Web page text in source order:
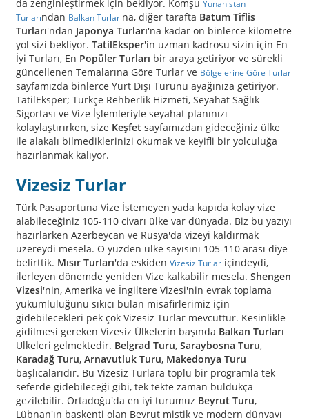
da zenginleştirmek için bekliyor. Komşu Yunanistan
Turlarından Balkan Turlarına, diğer tarafta Batum Tiflis
Turları'ndan Japonya Turları'na kadar on binlerce kilometre
yol sizi bekliyor. TatilEksper'in uzman kadrosu sizin için En
İyi Turları, En Popüler Turları bir araya getiriyor ve sürekli
güncellenen Temalarına Göre Turlar ve Bölgelerine Göre Turlar
sayfamızda binlerce Yurt Dışı Turunu ayağınıza getiriyor.
TatilEksper; Türkçe Rehberlik Hizmeti, Seyahat Sağlık
Sigortası ve Vize İşlemleriyle seyahat planınızı
kolaylaştırırken, size Keşfet sayfamızdan gideceğiniz ülke
ile alakalı bilmediklerinizi okumak ve keyifli bir yolculuğa
hazırlanmak kalıyor.
Vizesiz Turlar
Türk Pasaportuna Vize İstemeyen yada kapıda kolay vize
alabileceğiniz 105-110 civarı ülke var dünyada. Biz bu yazıyı
hazırlarken Azerbeycan ve Rusya'da vizeyi kaldırmak
üzereydi mesela. O yüzden ülke sayısını 105-110 arası diye
belirttik. Mısır Turları'da eskiden Vizesiz Turlar içindeydi,
ilerleyen dönemde yeniden Vize kalkabilir mesela. Shengen
Vizesi'nin, Amerika ve İngiltere Vizesi'nin evrak toplama
yükümlülüğünü sıkıcı bulan misafirlerimiz için
gidebilecekleri pek çok Vizesiz Turlar mevcuttur. Kesinlikle
gidilmesi gereken Vizesiz Ülkelerin başında Balkan Turları
Ülkeleri gelmektedir. Belgrad Turu, Saraybosna Turu,
Karadağ Turu, Arnavutluk Turu, Makedonya Turu
başlıcalarıdır. Bu Vizesiz Turlara toplu bir programla tek
seferde gidebileceği gibi, tek tekte zaman buldukça
gezilebilir. Ortadoğu'da en iyi turumuz Beyrut Turu,
Lübnan'ın başkenti olan Beyrut mistik ve modern dünyayı